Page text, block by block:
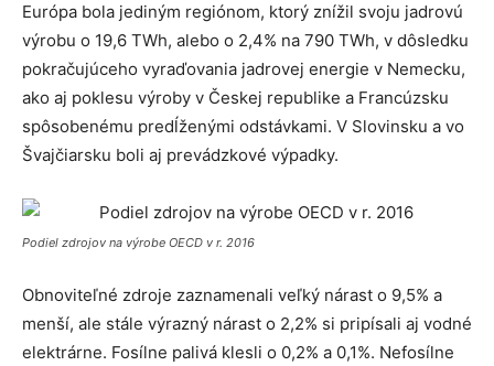
Európa bola jediným regiónom, ktorý znížil svoju jadrovú
výrobu o 19,6 TWh, alebo o 2,4% na 790 TWh, v dôsledku
pokračujúceho vyraďovania jadrovej energie v Nemecku,
ako aj poklesu výroby v Českej republike a Francúzsku
spôsobenému predĺženými odstávkami. V Slovinsku a vo
Švajčiarsku boli aj prevádzkové výpadky.
Podiel zdrojov na výrobe OECD v r. 2016
Obnoviteľné zdroje zaznamenali veľký nárast o 9,5% a
menší, ale stále výrazný nárast o 2,2% si pripísali aj vodné
elektrárne. Fosílne palivá klesli o 0,2% a 0,1%. Nefosílne